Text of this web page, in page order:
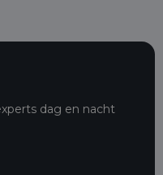
dag en nacht